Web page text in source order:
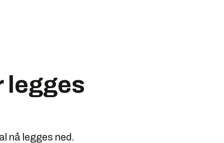
legges
nå legges ned.